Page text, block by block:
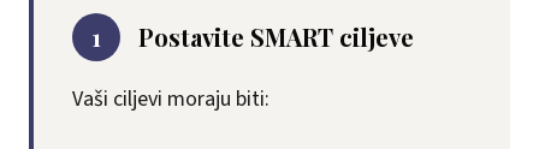
1 Postavite SMART ciljeve
Vaši ciljevi moraju biti: